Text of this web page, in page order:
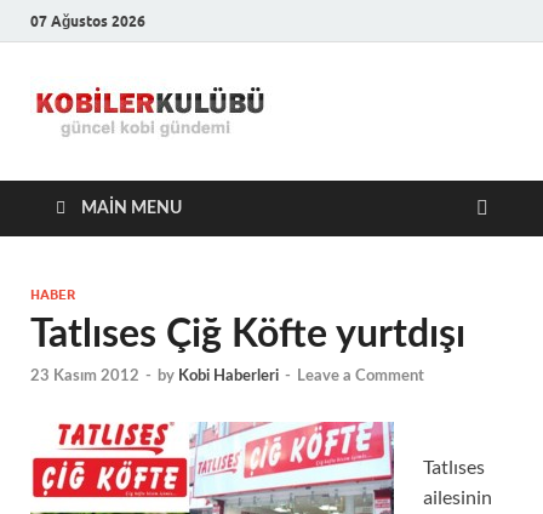
07 Ağustos 2026
Kulübü –
En Güncel
Haberleri
MAIN MENU
HABER
Tatlıses Çiğ Köfte yurtdışı
23 Kasım 2012 - by Kobi Haberleri - Leave a Comment
Tatlıses
ailesinin